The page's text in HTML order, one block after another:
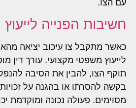
עם הצו.
חשיבות הפנייה
כאשר מתקבל צו עיכוב יציאה
לייעוץ משפטי מקצועי. עורך דין
תוקף הצו, להבין את הסיבה
בקשה להסרתו או בהגנה על
מסוימים. פעולה נכונה ומוקדמת